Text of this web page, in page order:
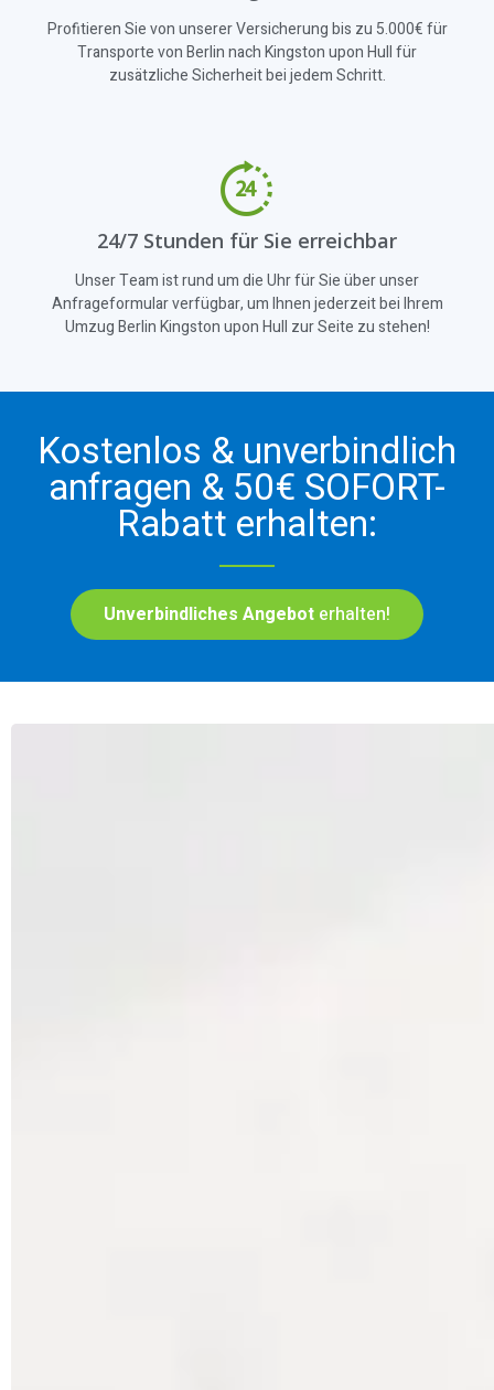
Profitieren Sie von unserer Versicherung bis zu 5.000€ für
Transporte von Berlin nach Kingston upon Hull für
zusätzliche Sicherheit bei jedem Schritt.
24/7 Stunden für Sie erreichbar
Unser Team ist rund um die Uhr für Sie über unser
Anfrageformular verfügbar, um Ihnen jederzeit bei Ihrem
Umzug Berlin Kingston upon Hull zur Seite zu stehen!
Kostenlos & unverbindlich
anfragen & 50€ SOFORT-
Rabatt erhalten:
Unverbindliches Angebot erhalten!